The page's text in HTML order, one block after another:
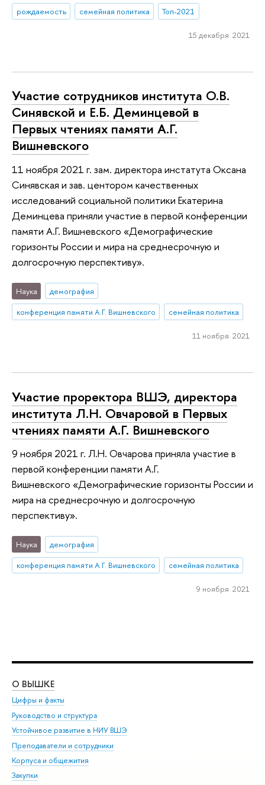
рождаемость
семейная политика Топ-2021
15 декабря 2021
Участие сотрудников института О.В.
Синявской и Е.Б. Деминцевой в
Первых чтениях памяти А.Г.
Вишневского
11 ноября 2021 г. зам. директора инстатута Оксана
Синявская и зав. центором качественных
исследований социальной политики Екатерина
Деминцева приняли участие в первой конференции
памяти А.Г. Вишневского «Демографические
горизонты России и мира на среднесрочную и
долгосрочную перспективу».
Наука
демография
конференция памяти А.Г. Вишневского
семейная политика
11 ноября 2021
Участие проректора ВШЭ, директора
института Л.Н. Овчаровой в Первых
чтениях памяти А.Г. Вишневского
9 ноября 2021 г. Л.Н. Овчарова приняла участие в
первой конференции памяти А.Г.
Вишневского «Демографические горизонты России и
мира на среднесрочную и долгосрочную
перспективу».
Наука
демография
конференция памяти А.Г. Вишневского
семейная политика
9 ноября 2021
О ВЫШКЕ
Цифры и факты
Руководство и структура
Устойчивое развитие в НИУ ВШЭ
Преподаватели и сотрудники
Корпуса и общежития
Закупки